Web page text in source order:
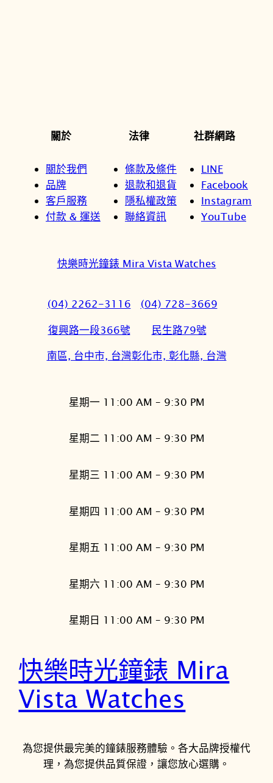
關於
關於我們
品牌
客戶服務
付款 & 運送
法律
條款及條件
退款和退貨
隱私權政策
聯絡資訊
社群網路
LINE
Facebook
Instagram
YouTube
快樂時光鐘錶 Mira Vista Watches
(04) 2262-3116
復興路一段366號
南區, 台中市, 台灣
(04) 728-3669
民生路79號
彰化市, 彰化縣, 台灣
星期一 11:00 AM – 9:30 PM
星期二 11:00 AM – 9:30 PM
星期三 11:00 AM – 9:30 PM
星期四 11:00 AM – 9:30 PM
星期五 11:00 AM – 9:30 PM
星期六 11:00 AM – 9:30 PM
星期日 11:00 AM – 9:30 PM
快樂時光鐘錶 Mira
Vista Watches
為您提供最完美的鐘錶服務體驗。各大品牌授權代
理，為您提供品質保證，讓您放心選購。